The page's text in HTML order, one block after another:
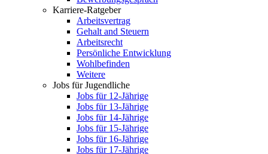
Karriere-Ratgeber
Arbeitsvertrag
Gehalt and Steuern
Arbeitsrecht
Persönliche Entwicklung
Wohlbefinden
Weitere
Jobs für Jugendliche
Jobs für 12-Jährige
Jobs für 13-Jährige
Jobs für 14-Jährige
Jobs für 15-Jährige
Jobs für 16-Jährige
Jobs für 17-Jährige